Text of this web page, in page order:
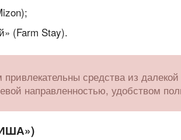
(Farm Stay).
привлекательны средства из
направленностью, удобством